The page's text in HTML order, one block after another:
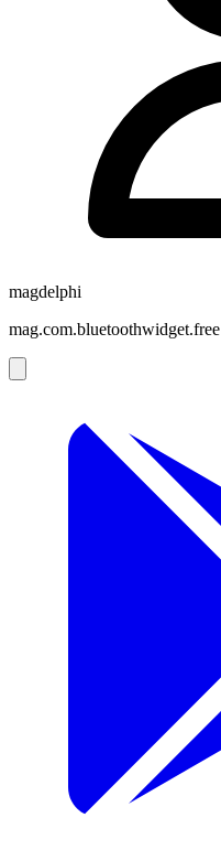
magdelphi
mag.com.bluetoothwidget.free